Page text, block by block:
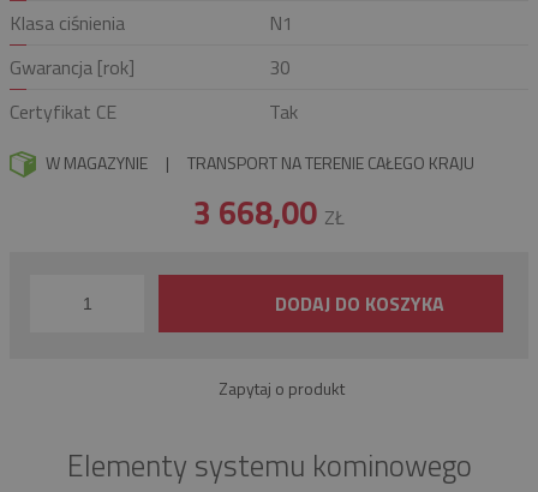
Klasa ciśnienia
N1
Gwarancja [rok]
30
Certyfikat CE
Tak
W MAGAZYNIE | TRANSPORT NA TERENIE CAŁEGO KRAJU
3 668,00 ZŁ
DODAJ DO KOSZYKA
Zapytaj o produkt
Elementy systemu kominowego